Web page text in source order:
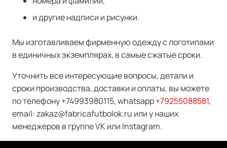
и другие надписи и рисунки.
Мы изготавливаем фирменную одежду с логотипами
в единичных экземплярах, в самые сжатые сроки.
Уточнить все интересующие вопросы, детали и
сроки производства, доставки и оплаты, вы можете
по телефону +74993980115, whatsapp+79255088581,
email: zakaz@fabricafutbolok.ru или у наших
менеджеров в группе VK или Instagram.